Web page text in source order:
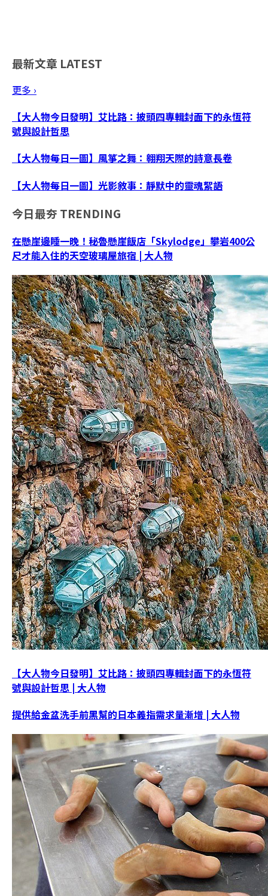
最新文章 LATEST
更多 ›
【大人物今日發明】艾比路：披頭四專輯封面下的永恆符
號與設計哲思
【大人物每日一圖】風箏之舞：翱翔天際的詩意長卷
【大人物每日一圖】光影敘事：靜默中的靈魂絮語
今日最夯 TRENDING
在懸崖邊睡一晚！秘魯懸崖飯店「Skylodge」攀岩400公
尺才能入住的天空玻璃屋旅宿 | 大人物
【大人物今日發明】艾比路：披頭四專輯封面下的永恆符
號與設計哲思 | 大人物
提供給金盆洗手前黑幫的日本義指需求量漸增 | 大人物